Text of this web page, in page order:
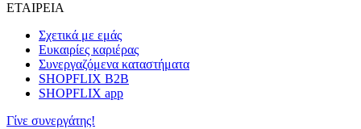
ΕΤΑΙΡΕΙΑ
Σχετικά με εμάς
Ευκαιρίες καριέρας
Συνεργαζόμενα καταστήματα
SHOPFLIX B2B
SHOPFLIX app
Γίνε συνεργάτης!